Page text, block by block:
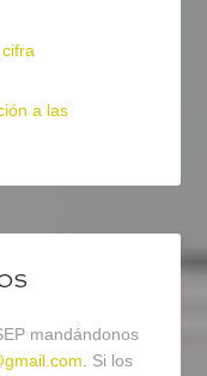
a las
mandándonos
. Si los